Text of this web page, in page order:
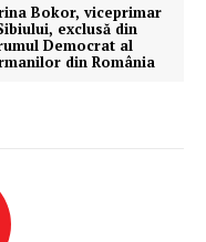
Bokor, viceprimar
exclusă din
Democrat al
din România